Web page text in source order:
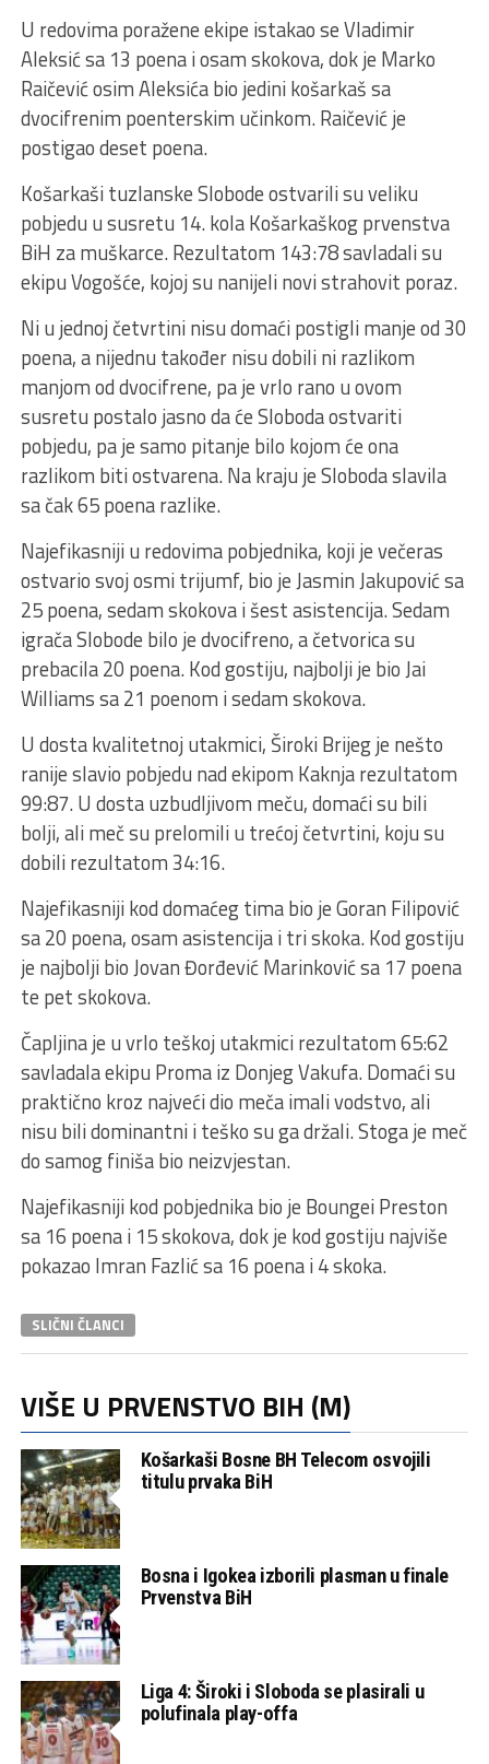
U redovima poražene ekipe istakao se Vladimir
Aleksić sa 13 poena i osam skokova, dok je Marko
Raičević osim Aleksića bio jedini košarkaš sa
dvocifrenim poenterskim učinkom. Raičević je
postigao deset poena.
Košarkaši tuzlanske Slobode ostvarili su veliku
pobjedu u susretu 14. kola Košarkaškog prvenstva
BiH za muškarce. Rezultatom 143:78 savladali su
ekipu Vogošće, kojoj su nanijeli novi strahovit poraz.
Ni u jednoj četvrtini nisu domaći postigli manje od 30
poena, a nijednu također nisu dobili ni razlikom
manjom od dvocifrene, pa je vrlo rano u ovom
susretu postalo jasno da će Sloboda ostvariti
pobjedu, pa je samo pitanje bilo kojom će ona
razlikom biti ostvarena. Na kraju je Sloboda slavila
sa čak 65 poena razlike.
Najefikasniji u redovima pobjednika, koji je večeras
ostvario svoj osmi trijumf, bio je Jasmin Jakupović sa
25 poena, sedam skokova i šest asistencija. Sedam
igrača Slobode bilo je dvocifreno, a četvorica su
prebacila 20 poena. Kod gostiju, najbolji je bio Jai
Williams sa 21 poenom i sedam skokova.
U dosta kvalitetnoj utakmici, Široki Brijeg je nešto
ranije slavio pobjedu nad ekipom Kaknja rezultatom
99:87. U dosta uzbudljivom meču, domaći su bili
bolji, ali meč su prelomili u trećoj četvrtini, koju su
dobili rezultatom 34:16.
Najefikasniji kod domaćeg tima bio je Goran Filipović
sa 20 poena, osam asistencija i tri skoka. Kod gostiju
je najbolji bio Jovan Đorđević Marinković sa 17 poena
te pet skokova.
Čapljina je u vrlo teškoj utakmici rezultatom 65:62
savladala ekipu Proma iz Donjeg Vakufa. Domaći su
praktično kroz najveći dio meča imali vodstvo, ali
nisu bili dominantni i teško su ga držali. Stoga je meč
do samog finiša bio neizvjestan.
Najefikasniji kod pobjednika bio je Boungei Preston
sa 16 poena i 15 skokova, dok je kod gostiju najviše
pokazao Imran Fazlić sa 16 poena i 4 skoka.
SLIČNI ČLANCI
VIŠE U PRVENSTVO BIH (M)
Košarkaši Bosne BH Telecom osvojili
titulu prvaka BiH
Bosna i Igokea izborili plasman u finale
Prvenstva BiH
Liga 4: Široki i Sloboda se plasirali u
polufinala play-offa